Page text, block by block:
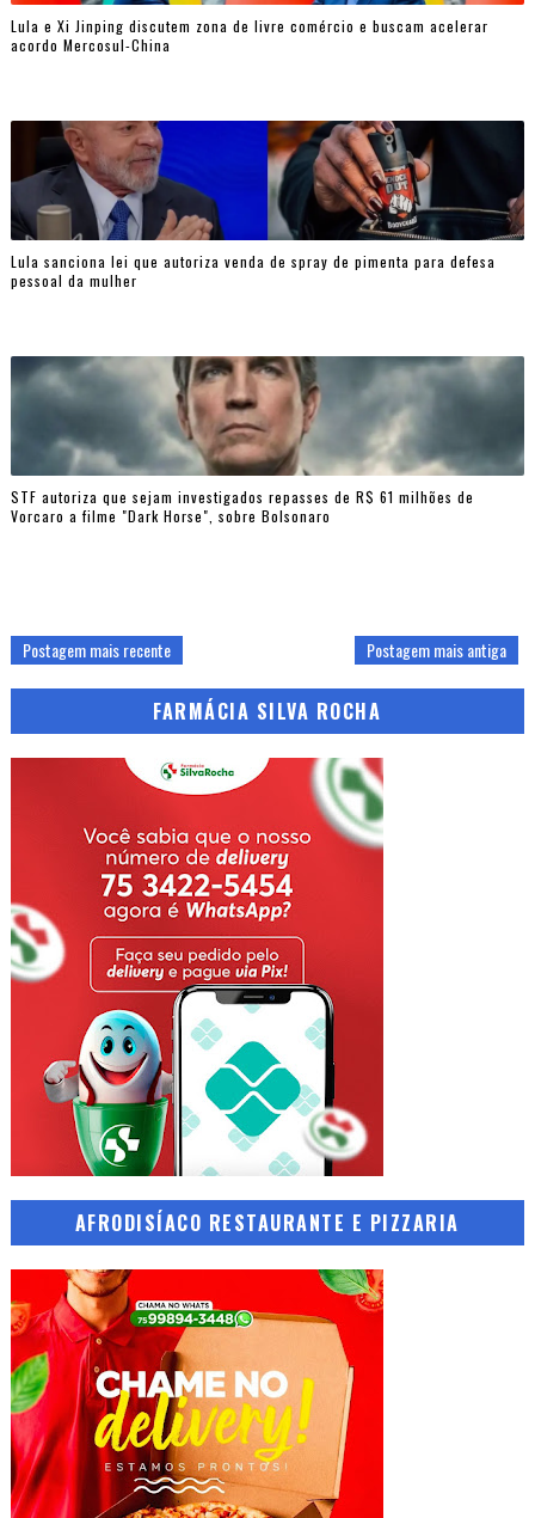
Lula e Xi Jinping discutem zona de livre comércio e buscam acelerar
acordo Mercosul-China
Lula sanciona lei que autoriza venda de spray de pimenta para defesa
pessoal da mulher
STF autoriza que sejam investigados repasses de R$ 61 milhões de
Vorcaro a filme "Dark Horse", sobre Bolsonaro
Postagem mais recente Postagem mais antiga
FARMÁCIA SILVA ROCHA
AFRODISÍACO RESTAURANTE E PIZZARIA